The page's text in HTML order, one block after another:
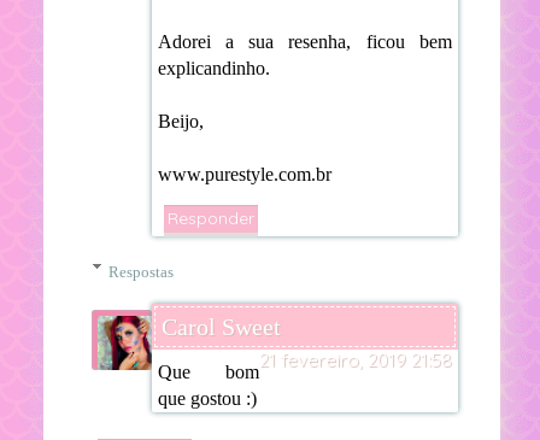
Adorei a sua resenha, ficou bem
explicandinho.
Beijo,
www.purestyle.com.br
Responder
Respostas
Carol Sweet
21 fevereiro, 2019 21:58
Que bom
que gostou :)